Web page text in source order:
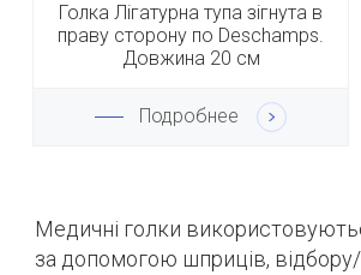
Голка Лігатурна тупа зігнута в
праву сторону по Deschamps.
Довжина 20 см
Подробнее
Медичні голки
за допомогою шприців,